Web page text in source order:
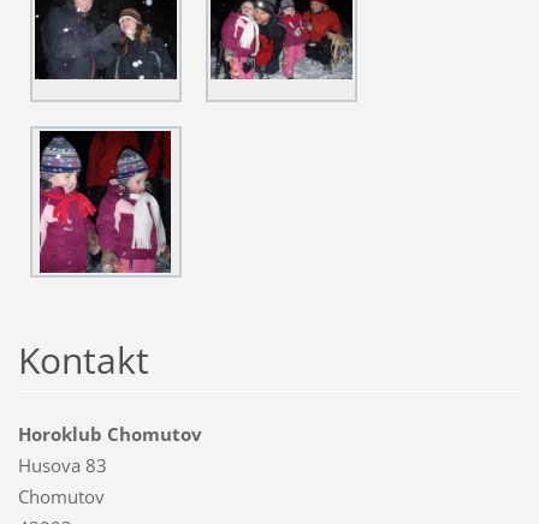
Kontakt
Horoklub Chomutov
Husova 83
Chomutov